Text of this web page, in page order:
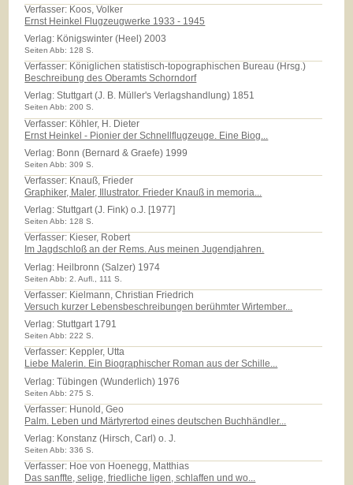
Verfasser: Koos, Volker
Ernst Heinkel Flugzeugwerke 1933 - 1945
Verlag: Königswinter (Heel) 2003
Seiten Abb: 128 S.
Verfasser: Königlichen statistisch-topographischen Bureau (Hrsg.)
Beschreibung des Oberamts Schorndorf
Verlag:Stuttgart (J. B. Müller's Verlagshandlung) 1851
Seiten Abb: 200 S.
Verfasser: Köhler, H. Dieter
Ernst Heinkel - Pionier der Schnellflugzeuge. Eine Biog...
Verlag: Bonn (Bernard & Graefe) 1999
Seiten Abb: 309 S.
Verfasser: Knauß, Frieder
Graphiker, Maler, Illustrator. Frieder Knauß in memoria...
Verlag:Stuttgart (J. Fink) o.J. [1977]
Seiten Abb: 128 S.
Verfasser: Kieser, Robert
Im Jagdschloß an der Rems. Aus meinen Jugendjahren.
Verlag: Heilbronn (Salzer) 1974
Seiten Abb: 2. Aufl., 111 S.
Verfasser: Kielmann, Christian Friedrich
Versuch kurzer Lebensbeschreibungen berühmter Wirtember...
Verlag:Stuttgart 1791
Seiten Abb: 222 S.
Verfasser: Keppler, Utta
Liebe Malerin. Ein Biographischer Roman aus der Schille...
Verlag:Tübingen (Wunderlich) 1976
Seiten Abb: 275 S.
Verfasser: Hunold, Geo
Palm. Leben und Märtyrertod eines deutschen Buchhändler...
Verlag: Konstanz (Hirsch, Carl) o. J.
Seiten Abb: 336 S.
Verfasser: Hoe von Hoenegg, Matthias
Das sanffte, selige, friedliche ligen, schlaffen und wo...